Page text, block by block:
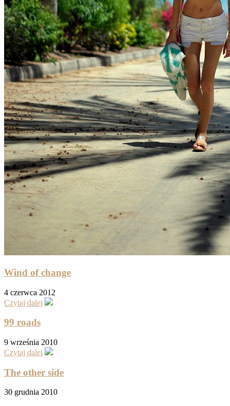
Wind of change
4 czerwca 2012
Czytaj dalej
99 roads
9 września 2010
Czytaj dalej
The other side
30 grudnia 2010